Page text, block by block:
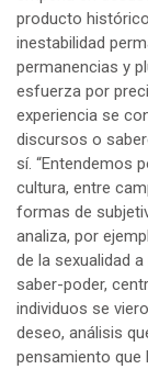
producto
inestabilidad
permanencias y
esfuerza por
experiencia se
discursos o
sí. “Entendemos
cultura, entre
formas de
analiza, por
de la sexualidad
saber-poder,
individuos se
deseo, análisis
pensamiento que